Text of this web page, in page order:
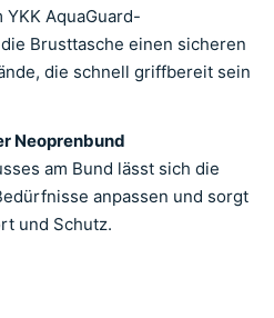
AquaGuard-
Brusttasche einen sicheren
die schnell griffbereit sein
Neoprenbund
am Bund lässt sich die
anpassen und sorgt
und Schutz.